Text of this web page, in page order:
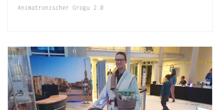
Animatronischer Grogu 2.0